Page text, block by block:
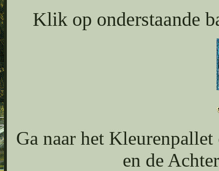
Klik op onderstaande
Ga naar het
en de